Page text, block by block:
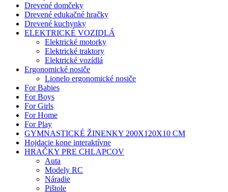
Drevené domčeky
Drevené edukačné hračky
Drevené kuchynky
ELEKTRICKÉ VOZIDLÁ
Elektrické motorky
Elektrické traktory
Elektrické vozídlá
Ergonomické nosiče
Lionelo ergonomické nosiče
For Babies
For Boys
For Girls
For Home
For Play
GYMNASTICKÉ ŽINENKY 200X120X10 CM
Hojdacie kone interaktívne
HRAČKY PRE CHLAPCOV
Auta
Modely RC
Náradie
Pištole